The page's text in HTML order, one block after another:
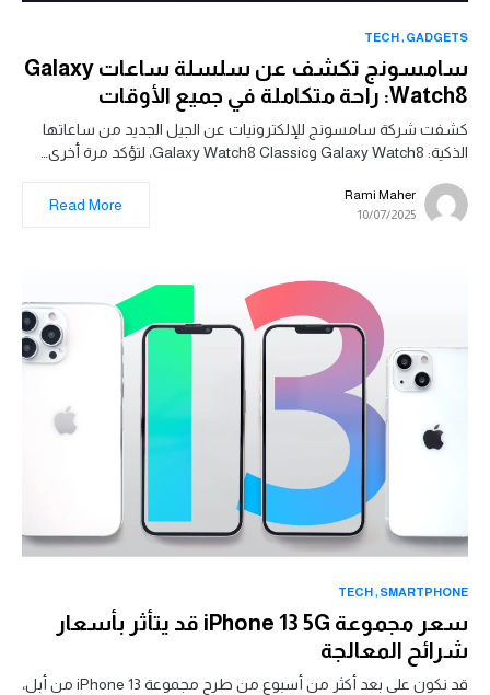
GADGETS
TECH
سامسونج تكشف عن سلسلة ساعات Galaxy
Watch8: راحة متكاملة في جميع الأوقات
كشفت شركة سامسونج للإلكترونيات عن الجيل الجديد من ساعاتها
الذكية: Galaxy Watch8 وGalaxy Watch8 Classic، لتؤكد مرة أخرى…
Rami Maher
10/07/2025
Read More
SMARTPHONE
TECH
سعر مجموعة iPhone 13 5G قد يتأثر بأسعار
شرائح المعالجة
قد نكون على بعد أكثر من أسبوع من طرح مجموعة iPhone 13 من أبل،